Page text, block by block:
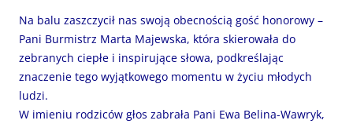
Na balu zaszczycił nas swoją obecnością gość honorowy –
Pani Burmistrz Marta Majewska, która skierowała do
zebranych ciepłe i inspirujące słowa, podkreślając
znaczenie tego wyjątkowego momentu w życiu młodych
ludzi.
W imieniu rodziców głos zabrała Pani Ewa Belina-Wawryk,